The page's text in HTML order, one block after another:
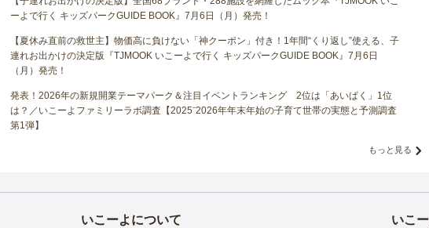
ーよで行く キッズパークGUIDE BOOK』7月6日（月）発売！
【夏休み直前の救世主】物価高に負けない「神クーポン」付き！1年間“くり返し”使える、子
連れお出かけの決定版『TJMOOK いこーよで行く キッズパークGUIDE BOOK』7月6日
（月）発売！
発表！2026年の新規開業テーマパーク＆注目イベントランキング 2位は「あいぱく」1位
は？／いこーよファミリーラボ調査【2025⁻2026年年末年始の子育て世帯の実態と予測調査
第1弾】
もっと見る
いこーよについて いこ